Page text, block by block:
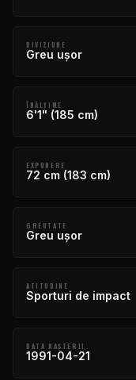
DIVIZIUNE
Greu ușor
ÎNĂLŢIME
6'1" (185 cm)
EXPUNERE
72 cm (183 cm)
GREUTATE
Greu ușor
ATITUDINE
Sporturi de impact
DATA NAŞTERII
1991-04-21